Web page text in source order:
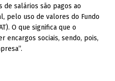
de salários são pagos ao
pelo uso de valores do Fundo
O que significa que o
encargos sociais, sendo, pois,